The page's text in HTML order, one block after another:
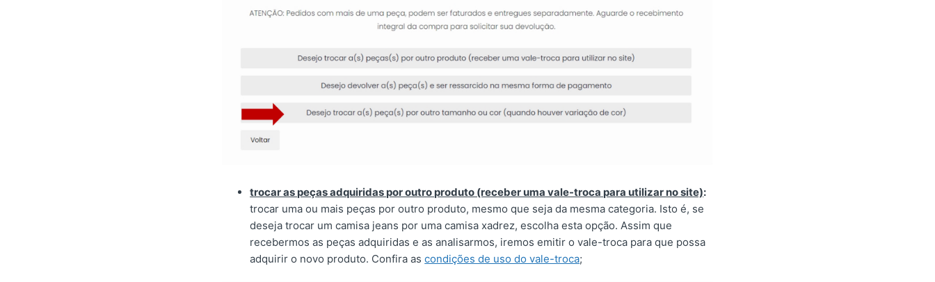
trocar as peças adquiridas por outro produto (receber uma vale-troca para utilizar no site):
trocar uma ou mais peças por outro produto, mesmo que seja da mesma categoria. Isto é, se
deseja trocar um camisa jeans por uma camisa xadrez, escolha esta opção. Assim que
recebermos as peças adquiridas e as analisarmos, iremos emitir o vale-troca para que possa
adquirir o novo produto. Confira ascondições de uso do vale-troca;